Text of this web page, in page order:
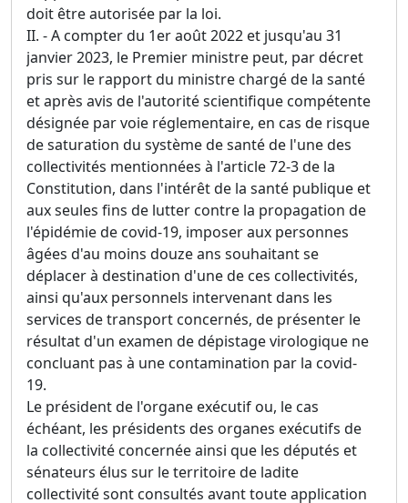
doit être autorisée par la loi.
II. - A compter du 1er août 2022 et jusqu'au 31
janvier 2023, le Premier ministre peut, par décret
pris sur le rapport du ministre chargé de la santé
et après avis de l'autorité scientifique compétente
désignée par voie réglementaire, en cas de risque
de saturation du système de santé de l'une des
collectivités mentionnées à l'article 72-3 de la
Constitution, dans l'intérêt de la santé publique et
aux seules fins de lutter contre la propagation de
l'épidémie de covid-19, imposer aux personnes
âgées d'au moins douze ans souhaitant se
déplacer à destination d'une de ces collectivités,
ainsi qu'aux personnels intervenant dans les
services de transport concernés, de présenter le
résultat d'un examen de dépistage virologique ne
concluant pas à une contamination par la covid-
19.
Le président de l'organe exécutif ou, le cas
échéant, les présidents des organes exécutifs de
la collectivité concernée ainsi que les députés et
sénateurs élus sur le territoire de ladite
collectivité sont consultés avant toute application